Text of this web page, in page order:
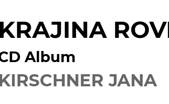
KRAJINA
Album
JANA